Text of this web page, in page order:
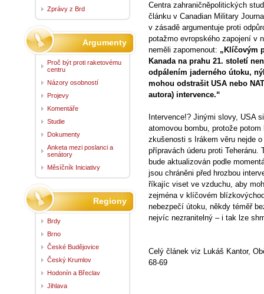
Centra zahraničněpolitických
článku v Canadian Military
v zásadě argumentuje proti
potažmo evropského zapojení v
neměli zapomenout: „Klíčovým
Kanada na prahu 21. století
odpálením jaderného útoku,
mohou odstrašit USA nebo
autora) intervence.“
Intervence!? Jinými slovy, USA
atomovou bombu, protože
zkušenosti s Irákem věru nejde
přípravách úderu proti Teheránu.
bude aktualizován podle
jsou chráněni před hrozbou
říkajíc viset ve vzduchu, aby
zejména v klíčovém
nebezpečí útoku, někdy téměř
nejvíc nezranitelný – i tak lze
Celý článek viz Lukáš Kantor,
68-69
Zprávy z Brd
Argumenty
Proč být proti raketovému
centru
Názory osobností
Projevy
Komentáře
Studie
Dokumenty
Anketa mezi poslanci a
senátory
Měsíčník Iniciativy
Regiony
Brdy
Brno
České Budějovice
Český Krumlov
Hodonín a Břeclav
Jihlava